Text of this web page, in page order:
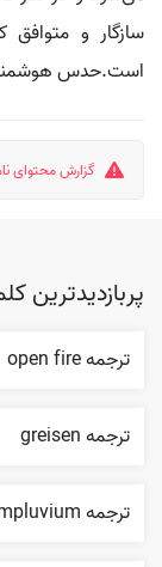
سازگار و
است.حدس
گزارش محتوای
پربازدیدترین
ترجمه open fire
ترجمه greisen
ترجمه impluvium